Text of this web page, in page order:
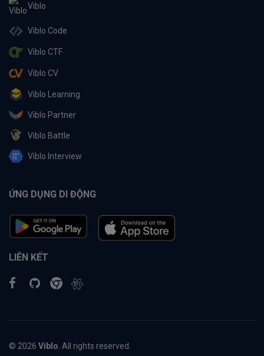
Viblo
Viblo Code
Viblo CTF
Viblo CV
Viblo Learning
Viblo Partner
Viblo Battle
Viblo Interview
ỨNG DỤNG DI ĐỘNG
LIÊN KẾT
© 2026 Viblo . All rights reserved.